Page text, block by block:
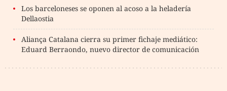
Los barceloneses se oponen al acoso a la heladería
Dellaostia
Aliança Catalana cierra su primer fichaje mediático:
Eduard Berraondo, nuevo director de comunicación